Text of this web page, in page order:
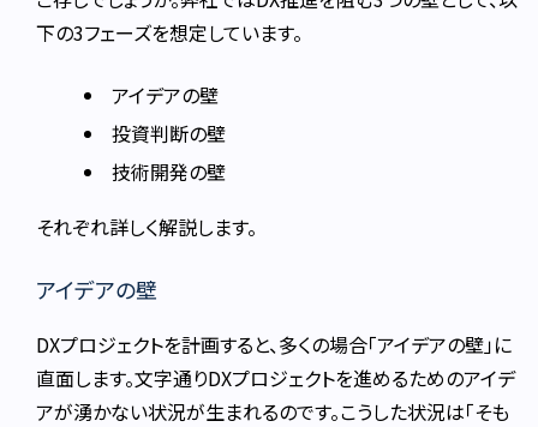
下の3フェーズを想定しています。
アイデアの壁
投資判断の壁
技術開発の壁
それぞれ詳しく解説します。
アイデアの壁
DXプロジェクトを計画すると、多くの場合「アイデアの壁」に
直面します。文字通りDXプロジェクトを進めるためのアイデ
アが湧かない状況が生まれるのです。こうした状況は「そも